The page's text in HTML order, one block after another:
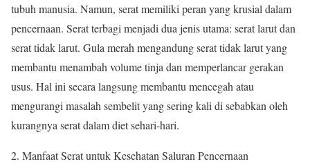
tubuh manusia. Namun, serat memiliki peran yang krusial dalam
pencernaan. Serat terbagi menjadi dua jenis utama: serat larut dan
serat tidak larut. Gula merah mengandung serat tidak larut yang
membantu menambah volume tinja dan memperlancar gerakan
usus. Hal ini secara langsung membantu mencegah atau
mengurangi masalah sembelit yang sering kali di sebabkan oleh
kurangnya serat dalam diet sehari-hari.
2. Manfaat Serat untuk Kesehatan Saluran Pencernaan